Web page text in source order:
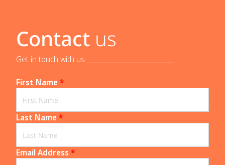
Contact us
Get in touch with us _____________________________
First Name*
Last Name*
Email Address *